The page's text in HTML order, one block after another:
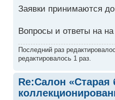
Заявки принимаются
Вопросы и ответы на
Последний раз
редактировалось 1 раз.
Re:Салон «Старая